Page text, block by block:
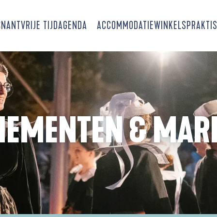
VRIJE TIJDAGENDA ACCOMMODATIEWINKELS
&